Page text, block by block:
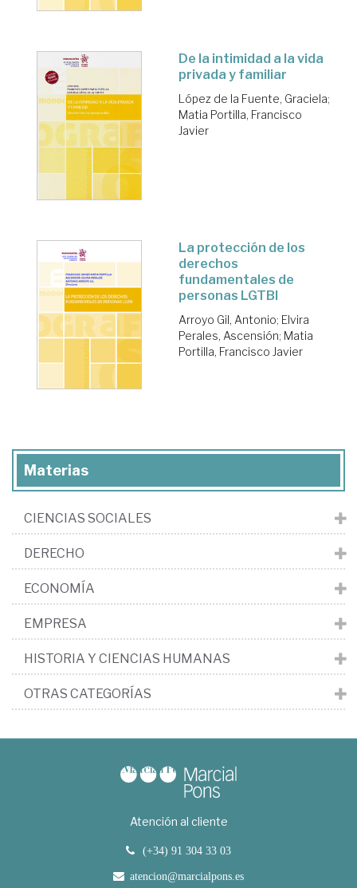
De la intimidad a la vida
privada y familiar
López de la Fuente, Graciela;
Matia Portilla, Francisco
Javier
La protección de los
derechos
fundamentales de
personas LGTBI
Arroyo Gil, Antonio; Elvira
Perales, Ascensión; Matia
Portilla, Francisco Javier
Materias
CIENCIAS SOCIALES
DERECHO
ECONOMÍA
EMPRESA
HISTORIA Y CIENCIAS HUMANAS
OTRAS CATEGORÍAS
Atención al cliente
(+34) 91 304 33 03
atencion@marcialpons.es